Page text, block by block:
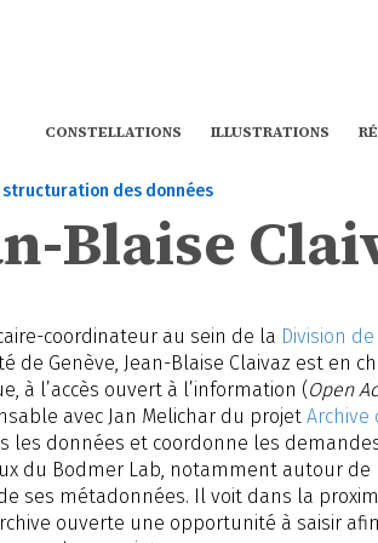
CONSTELLATIONS ILLUSTRATIONS
structuration des données
Blaise
coordinateur au sein de la Division
de Genève, Jean-Blaise Claivaz est en
à l’accès ouvert à l’information (Open
avec Jan Melichar du projet Archive
les données et coordonne les
du Bodmer Lab, notamment autour
ses métadonnées. Il voit dans la
ouverte une opportunité à saisir